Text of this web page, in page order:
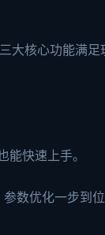
大核心功能满足
快速上手。
数优化一步到位